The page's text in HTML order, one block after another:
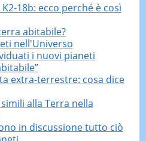
18b: ecco perché è così
abitabile?
nell'Universo
i nuovi pianeti
extra-terrestre: cosa dice
alla Terra nella
in discussione tutto ciò